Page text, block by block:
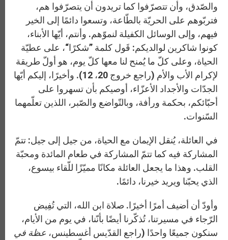
والصّدق، وأن تتصرّفوا كما تريدون أن يتصرّفوا هم،
فتربّوهم على الحريّة بالطّاعة، وتسعوا دائمًا إلى الخير
فيهم، وإلى الوسائل الكفيلة لنموّهم. وأنتم، أيّها الأبناء،
كونوا شاكرين لوالديكم: قَول كلمة ”شكرًا“، على عطيّة
الحياة، وعلى كلّ ما يُمنح لنا معها كلّ يوم، هو أولّ طريقة
لإكرام الأب والأم (راجع خروج 20، 12). وأخيرًا، إليكم أيّها
الجدّات والأجداد الأعزّاء، أوصيكم بأن تسهروا على
أحبّائكم، بحكمة ورأفة، وبالتّواضع والصّبر، اللذين تعلّمهما
السّنوات.
في العائلة، يُنقل الإيمان مع الحياة، من جيل إلى جيل: تتمّ
المشاركة فيه كما تتمّ المشاركة في طعام المائدة ومحبّة
القلب. وهذا ما يجعل العائلة مكانًا مميّزًا للّقاء بيسوع،
الذي يحبّنا ويريد خيرنا، دائمًا.
وأودّ أن أضيف أمرًا أخيرًا. صلاة ابن الله، التي تُفِيض
الرّجاء في مسيرتنا، تُذكّرنا أيضًا بأنّنا، في يوم من الأيام،
سنكون جميعًا واحدًا (راجع القدّيس أغسطينس، عظة في